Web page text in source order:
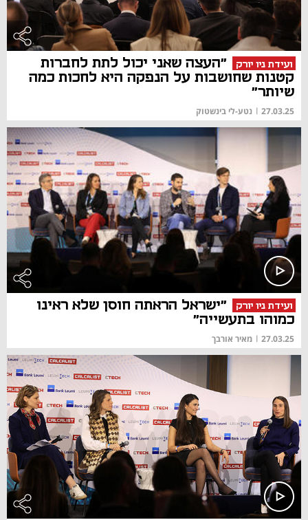
ועידת ניו יורק
"העצה שאני יכול לתת לחברות
קטנות שחושבות על הנפקה היא לחכות כמה
שיותר"
27.03.25
| נטע-לי בינשטוק
ועידת ניו יורק
"ישראל הראתה חוסן שלא ראינו
כמוהו בתעשייה"
27.03.25
| מאיר אורבך